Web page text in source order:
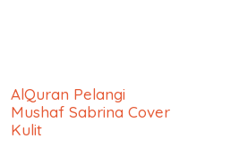
AlQuran Pelangi
Mushaf Sabrina Cover
Kulit